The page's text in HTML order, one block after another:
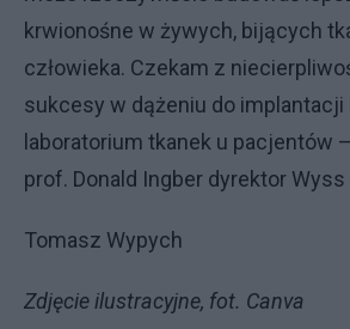
krwionośne w żywych, bijących
człowieka. Czekam z
sukcesy w dążeniu do
laboratorium tkanek u pacjentów
prof. Donald Ingber dyrektor
Tomasz Wypych
Zdjęcie ilustracyjne, fot. Canva